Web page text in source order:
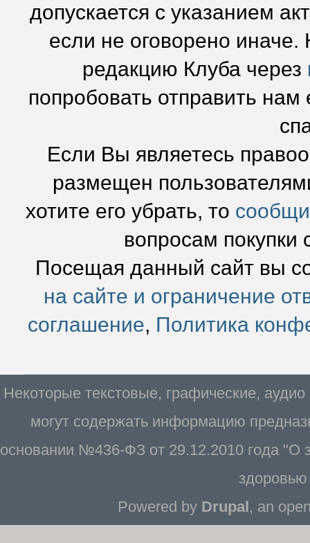
допускается с указанием
если не оговорено
редакцию Клуба через
попробовать отправить нам
Если Вы являетесь
размещен
хотите его убрать, то
вопросам покупки
Посещая данный сайт вы
на сайте и ограничение
соглашение, Политика
Некоторые текстовые, графические,
могут содержать информацию
основании №436-ФЗ от 29.12.2010 года "О
Powered by Drupal, an